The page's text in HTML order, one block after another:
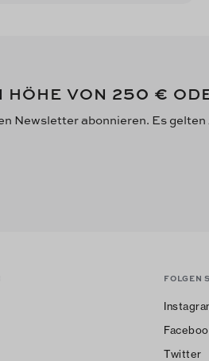
VON 250 €
Newsletter abonnieren. Es gelten
FOLGEN
Twitter